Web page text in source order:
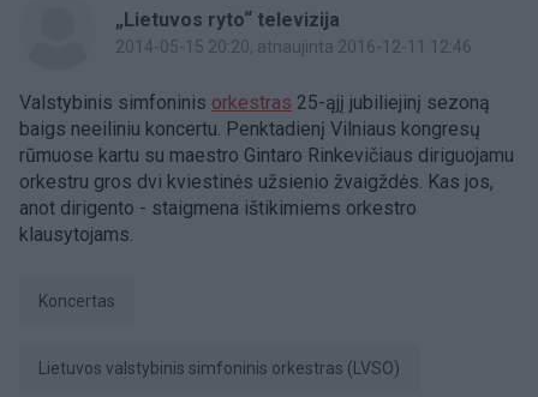
„Lietuvos ryto“ televizija
2014-05-15 20:20, atnaujinta 2016-12-11 12:46
Valstybinis simfoninis orkestras 25-ąjį jubiliejinį sezoną
baigs neeiliniu koncertu. Penktadienį Vilniaus kongresų
rūmuose kartu su maestro Gintaro Rinkevičiaus diriguojamu
orkestru gros dvi kviestinės užsienio žvaigždės. Kas jos,
anot dirigento - staigmena ištikimiems orkestro
klausytojams.
Koncertas
Lietuvos valstybinis simfoninis orkestras (LVSO)